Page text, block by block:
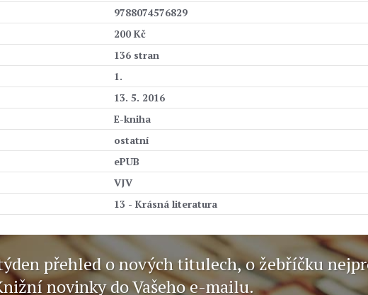
9788074576829
200 Kč
136 stran
1.
13. 5. 2016
E-kniha
ostatní
ePUB
VJV
13 - Krásná literatura
přehled o nových titulech, o žebříčku
novinky do Vašeho e-mailu.